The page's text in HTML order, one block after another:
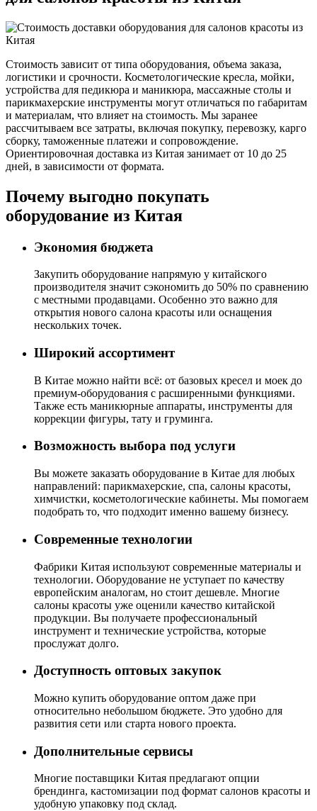
Стоимость зависит от типа оборудования, объема заказа,
логистики и срочности. Косметологические кресла, мойки,
устройства для педикюра и маникюра, массажные столы и
парикмахерские инструменты могут отличаться по габаритам
и материалам, что влияет на стоимость. Мы заранее
рассчитываем все затраты, включая покупку, перевозку, карго
сборку, таможенные платежи и сопровождение.
Ориентировочная доставка из Китая занимает от 10 до 25
дней, в зависимости от формата.
Почему выгодно покупать
оборудование из Китая
Экономия бюджета
Закупить оборудование напрямую у китайского
производителя значит сэкономить до 50% по сравнению
с местными продавцами. Особенно это важно для
открытия нового салона красоты или оснащения
нескольких точек.
Широкий ассортимент
В Китае можно найти всё: от базовых кресел и моек до
премиум-оборудования с расширенными функциями.
Также есть маникюрные аппараты, инструменты для
коррекции фигуры, тату и груминга.
Возможность выбора под услуги
Вы можете заказать оборудование в Китае для любых
направлений: парикмахерские, спа, салоны красоты,
химчистки, косметологические кабинеты. Мы помогаем
подобрать то, что подходит именно вашему бизнесу.
Современные технологии
Фабрики Китая используют современные материалы и
технологии. Оборудование не уступает по качеству
европейским аналогам, но стоит дешевле. Многие
салоны красоты уже оценили качество китайской
продукции. Вы получаете профессиональный
инструмент и технические устройства, которые
прослужат долго.
Доступность оптовых закупок
Можно купить оборудование оптом даже при
относительно небольшом бюджете. Это удобно для
развития сети или старта нового проекта.
Дополнительные сервисы
Многие поставщики Китая предлагают опции
брендинга, кастомизации под формат салонов красоты и
удобную упаковку под склад.